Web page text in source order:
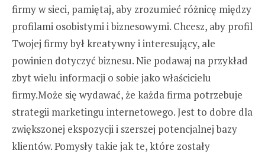
firmy w sieci, pamiętaj, aby zrozumieć różnicę między
profilami osobistymi i biznesowymi. Chcesz, aby profil
Twojej firmy był kreatywny i interesujący, ale
powinien dotyczyć biznesu. Nie podawaj na przykład
zbyt wielu informacji o sobie jako właścicielu
firmy.Może się wydawać, że każda firma potrzebuje
strategii marketingu internetowego. Jest to dobre dla
zwiększonej ekspozycji i szerszej potencjalnej bazy
klientów. Pomysły takie jak te, które zostały